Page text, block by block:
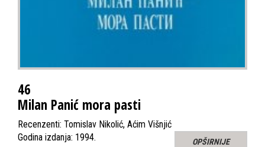
46
Milan Panić mora pasti
Recenzenti: Tomislav Nikolić, Aćim Višnjić
Godina izdanja: 1994.
OPŠIRNIJE